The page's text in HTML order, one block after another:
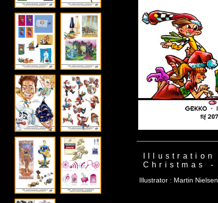
Illustration
Christmas
Illustrator : Martin